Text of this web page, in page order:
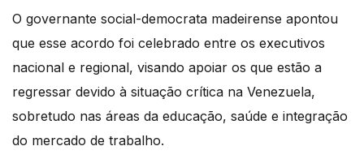
O governante social-democrata madeirense apontou
que esse acordo foi celebrado entre os executivos
nacional e regional, visando apoiar os que estão a
regressar devido à situação crítica na Venezuela,
sobretudo nas áreas da educação, saúde e integração
do mercado de trabalho.